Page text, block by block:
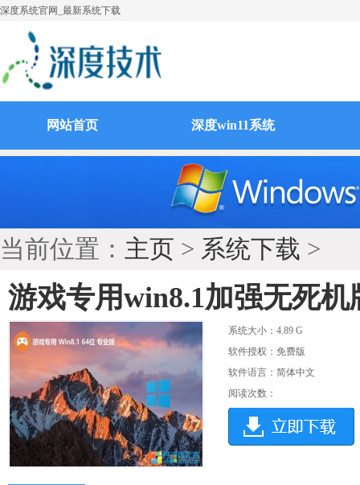
深度系统官网_最新系统下载
网站首页 深度win11系统
当前位置： 主页 > 系统下载 >
游戏专用win8.1加强无死机
系统大小： 4.89 G
软件授权：免费版
软件语言：简体中文
阅读次数：